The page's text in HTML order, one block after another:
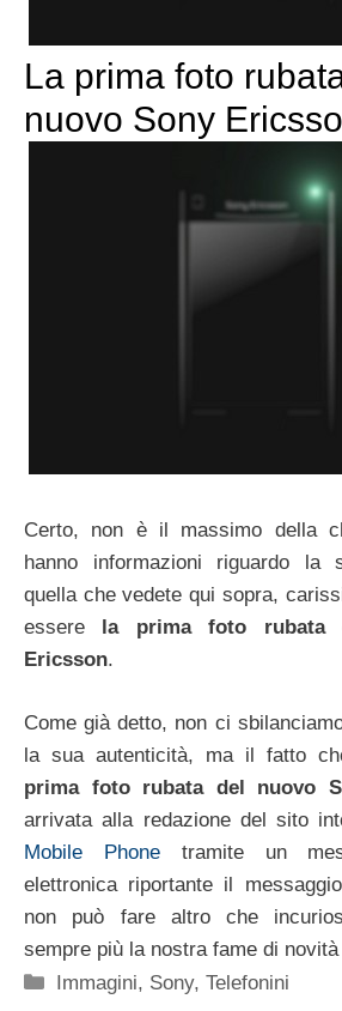
La prima foto
nuovo Sony
Certo, non è il massimo della
hanno informazioni riguardo la
quella che vedete qui sopra,
essere
la prima foto rubata
Ericsson.
Come già detto, non ci
la sua autenticità, ma il fatto
prima foto rubata del nuovo
arrivata alla redazione del sito
Mobile Phonetramite un
elettronica riportante il messaggio
non può fare altro che
sempre più la nostra fame di
Categorie
Immagini, Sony,Telefonini